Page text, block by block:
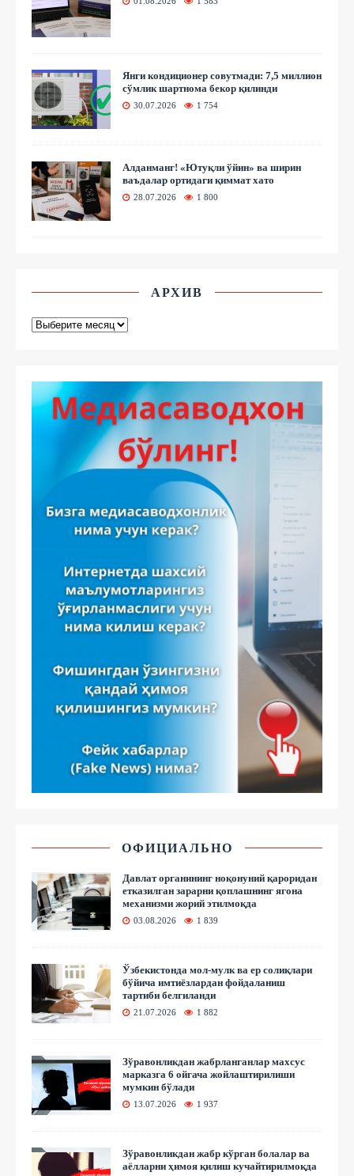
Янги кондиционер совутмади: 7,5 миллион
сўмлик шартнома бекор қилинди
30.07.2026 1 754
Алданманг! «Ютуқли ўйин» ва ширин
ваъдалар ортидаги қиммат хато
28.07.2026 1 800
АРХИВ
ОФИЦИАЛЬНО
Давлат органининг ноқонуний қароридан
етказилган зарарни қоплашнинг ягона
механизми жорий этилмоқда
03.08.2026 1 839
Ўзбекистонда мол-мулк ва ер солиқлари
бўйича имтиёзлардан фойдаланиш
тартиби белгиланди
21.07.2026 1 882
Зўравонликдан жабрланганлар махсус
марказга 6 ойгача жойлаштирилиши
мумкин бўлади
13.07.2026 1 937
Зўравонликдан жабр кўрган болалар ва
аёлларни ҳимоя қилиш кучайтирилмоқда